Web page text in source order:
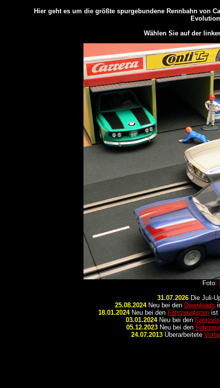
Hier geht es um die größte spurgebundene Rennbahn von
Wählen Sie auf der
Foto:
31.07.2026 Die Juli-
25.08.2024Neu bei den Downloads
18.01.2024Neu bei den Fahrzeuglisten ist
03.01.2024Neu bei den
05.12.2023Neu bei den
24.07.2013Überarbeitete